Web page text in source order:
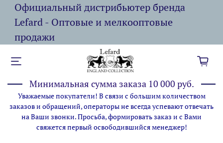
Официальный дистрибьютер бренда
Lefard - Оптовые и мелкооптовые
продажи
Минимальная сумма заказа 10 000 руб.
Уважаемые покупатели! В связи с большим количеством
заказов и обращений, операторы не всегда успевают отвечать
на Ваши звонки. Просьба, формировать заказ и с Вами
свяжется первый освободившийся менеджер!